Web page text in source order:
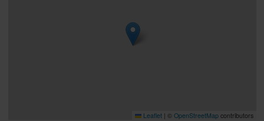
Leaflet | © OpenStreetMapcontributors